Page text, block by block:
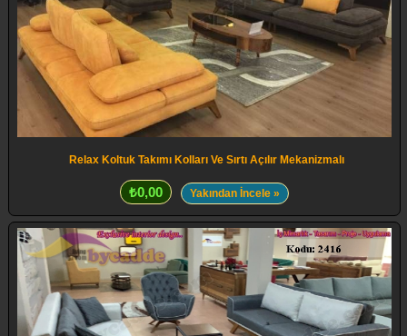
Relax Koltuk Takımı Kolları Ve Sırtı Açılır Mekanizmalı
₺0,00 Yakından İncele »